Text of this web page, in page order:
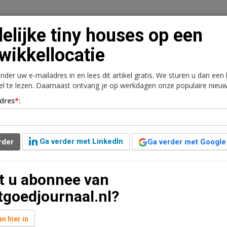
Vacaturebank Contact Abonnementen
een ontwikkellocatie
tiny house bezitten op de ontwikkellocatie van
in Nieuwegein. Nu de tiny houses zijn
bebouwing. Beide partijen vertellen over
tiny houses op een
uw e-mailadres in en lees dit artikel gratis. We sturen u dan een
te lezen. Daarnaast ontvang je op werkdagen onze populaire
*:
Ga verder met LinkedIn Ga verder met Google
u abonnee van
hier in